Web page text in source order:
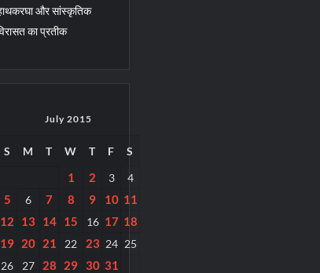
और सांस्कृतिक
का प्रतीक
July 2015
S M T W T F S
1 2 3 4
5 6 7 8 9 10 11
12
13 14 15 16 17 18
19 20 21 22 23 24 25
26
27 28 29 30 31